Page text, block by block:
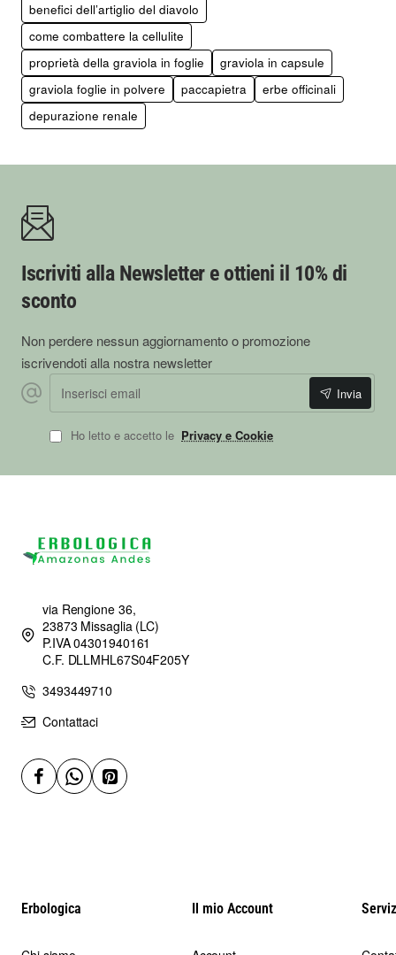
benefici dell’artiglio del diavolo
come combattere la cellulite
proprietà della graviola in foglie
graviola in capsule
graviola foglie in polvere
paccapietra
erbe officinali
depurazione renale
Iscriviti alla Newsletter e ottieni il 10% di
sconto
Non perdere nessun aggiornamento o promozione
iscrivendoti alla nostra newsletter
Inserisci
email
Invia
Ho letto e accetto le Privacy e Cookie
via Rengione 36,
23873 Missaglia (LC)
P.IVA 04301940161
C.F. DLLMHL67S04F205Y
3493449710
Contattaci
Erbologica Il mio Account